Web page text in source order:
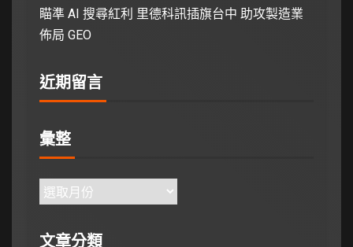
瞄準 AI 搜尋紅利 里德科訊插旗台中 助攻製造業
佈局 GEO
近期留言
彙整
文章分類